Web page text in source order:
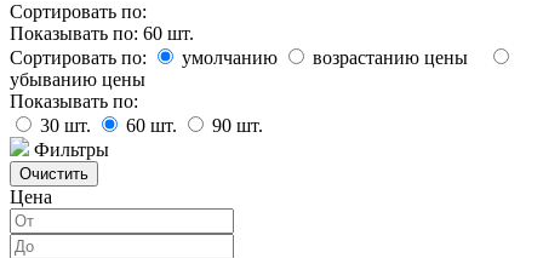
Сортировать по:
Показывать по: 60 шт.
Сортировать по:
умолчанию
возрастанию цены
убыванию цены
Показывать по:
30 шт. 60 шт. 90 шт.
Фильтры
Цена